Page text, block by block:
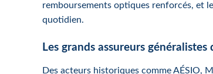
remboursements optiques renforcés, et
quotidien.
Les grands assureurs
Des acteurs historiques comme AÉSIO,